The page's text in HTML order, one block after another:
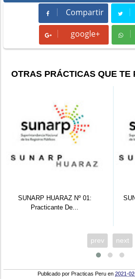
Compartir
Compartir
google+
OTRAS PRÁCTICAS QUE TE
HUARAZ Nº 01:
De...
SUNARP
prev next
Publicado porPracticas Peru en2021-